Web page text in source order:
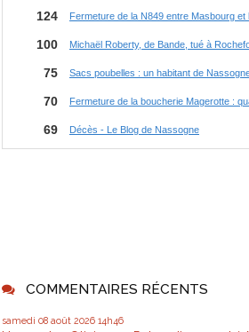
COMMENTAIRES RÉCENTS
samedi 08 août 2026 14h46